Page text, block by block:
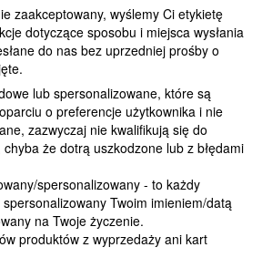
zaakceptowany, wyślemy Ci etykietę
dotyczące sposobu i miejsca wysłania
do nas bez uprzedniej prośby o
lub spersonalizowane, które są
o preferencje użytkownika i nie
zazwyczaj nie kwalifikują się do
że dotrą uszkodzone lub z błędami
spersonalizowany - to każdy
Twoim imieniem/datą
na Twoje życzenie.
produktów z wyprzedaży ani kart